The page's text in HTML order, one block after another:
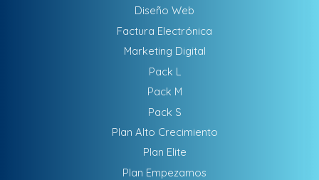
Diseño Web
Factura Electrónica
Marketing Digital
Pack L
Pack M
Pack S
Plan Alto Crecimiento
Plan Elite
Plan Empezamos